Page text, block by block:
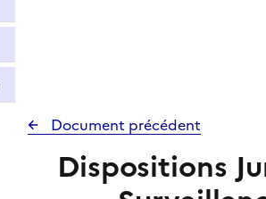
Document précédent
Dispositions